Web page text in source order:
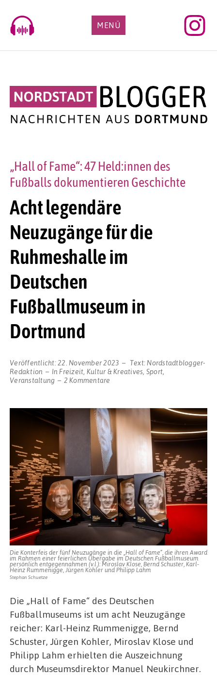
content
MENÜ
Acht legendäre
Neuzugänge für die
Ruhmeshalle im
Deutschen
Fußballmuseum in
Dortmund
„Hall of Fame“: 47 Held:innen des
Fußballs dokumentieren Geschichte
Veröffentlicht:22. November 2023 Text: Nordstadtblogger-
Redaktion
InFreizeit, Kultur & Kreatives, Sport,
Veranstaltung
2 Kommentare
für
die
Ruhmeshalle
im
Deutschen
Fußballmuseum
Dortmund
Die Konterfeis der fünf Neuzugänge in die „Hall of Fame“, die ihren Award
im Rahmen einer feierlichen Übergabe im Deutschen Fußballmuseum
persönlich entgegennahmen (v.l.): Miroslav Klose, Bernd Schuster, Karl-
Heinz Rummenigge, Jürgen Kohler und Philipp Lahm
Stephan Schuetze
Die „Hall of Fame“ des Deutschen
Fußballmuseums ist um acht Neuzugänge
reicher: Karl-Heinz Rummenigge, Bernd
Schuster, Jürgen Kohler, Miroslav Klose und
Philipp Lahm erhielten die Auszeichnung
durch Museumsdirektor Manuel Neukirchner.